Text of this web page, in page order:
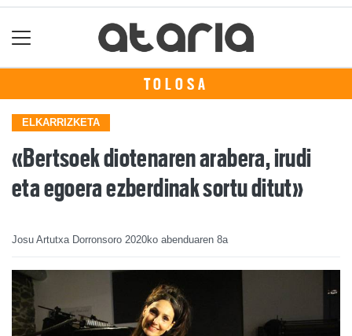
TOLOSA
ELKARRIZKETA
«Bertsoek diotenaren arabera, irudi
eta egoera ezberdinak sortu ditut»
Josu Artutxa Dorronsoro 2020ko abenduaren 8a